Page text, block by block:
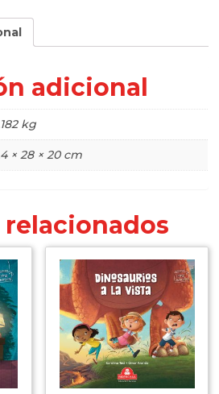
adicional
kg
× 28 × 20 cm